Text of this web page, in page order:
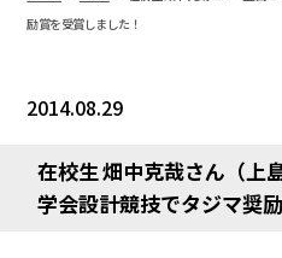
励賞を受賞しました！
2014.08.29
在校生 畑中克哉さん（上
学会設計競技でタジマ奨